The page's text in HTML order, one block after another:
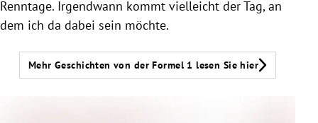
Renntage. Irgendwann kommt vielleicht der Tag, an
dem ich da dabei sein möchte.
Mehr Geschichten von der Formel 1 lesen Sie hier